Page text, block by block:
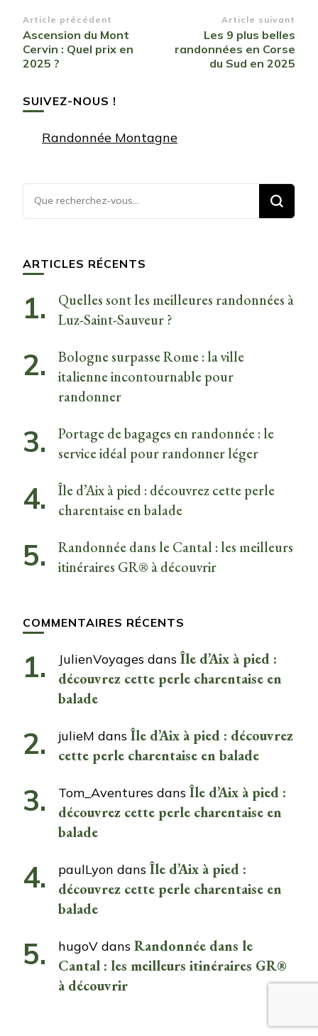
Navigation
d’article
Article précédent
Ascension du Mont
Cervin : Quel prix en
2025 ?
Article suivant
Les 9 plus belles
randonnées en Corse
du Sud en 2025
SUIVEZ-NOUS !
Randonnée Montagne
Vous
recherchiez
ARTICLES RÉCENTS
Quelles sont les meilleures randonnées à
Luz-Saint-Sauveur ?
Bologne surpasse Rome : la ville
italienne incontournable pour
randonner
Portage de bagages en randonnée : le
service idéal pour randonner léger
Île d’Aix à pied : découvrez cette perle
charentaise en balade
Randonnée dans le Cantal : les meilleurs
itinéraires GR® à découvrir
COMMENTAIRES RÉCENTS
JulienVoyages dans Île d’Aix à pied :
découvrez cette perle charentaise en
balade
julieM dans Île d’Aix à pied : découvrez
cette perle charentaise en balade
Tom_Aventures dans Île d’Aix à pied :
découvrez cette perle charentaise en
balade
paulLyon dans Île d’Aix à pied :
découvrez cette perle charentaise en
balade
hugoV dans Randonnée dans le
Cantal : les meilleurs itinéraires GR®
à découvrir